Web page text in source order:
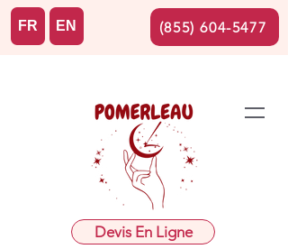
Devis En Ligne
FR EN (855) 604-5477